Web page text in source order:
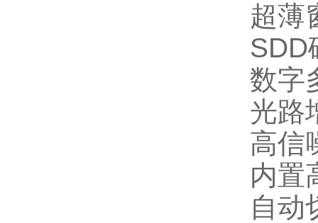
超薄
SDD
数字
光路
高信
内置
自动